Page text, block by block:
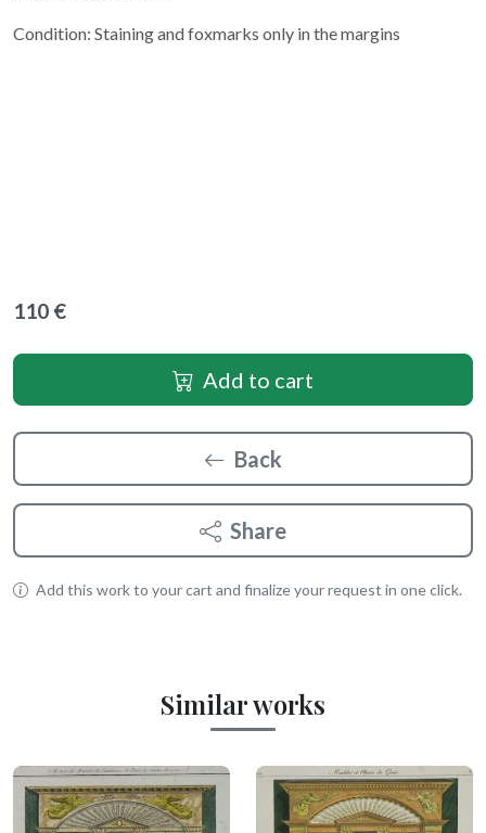
Condition: Staining and foxmarks only in the margins
110 €
Add to cart
Back
Share
Add this work to your cart and finalize your request in one click.
Similar works